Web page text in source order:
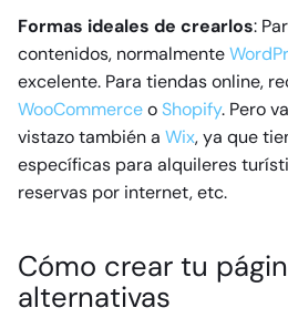
Formas ideales de crearlos:
contenidos, normalmente
excelente. Para tiendas online,
WooCommerceoShopify. Pero
vistazo también a Wix, ya que
específicas para alquileres
reservas por internet, etc.
Cómo crear tu
alternativas